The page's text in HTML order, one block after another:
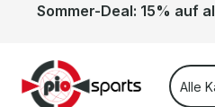
Hauptinhalt springen
Zur Suche springen
Zur Hauptnavigation
Sommer-Deal: 15% auf
Alle